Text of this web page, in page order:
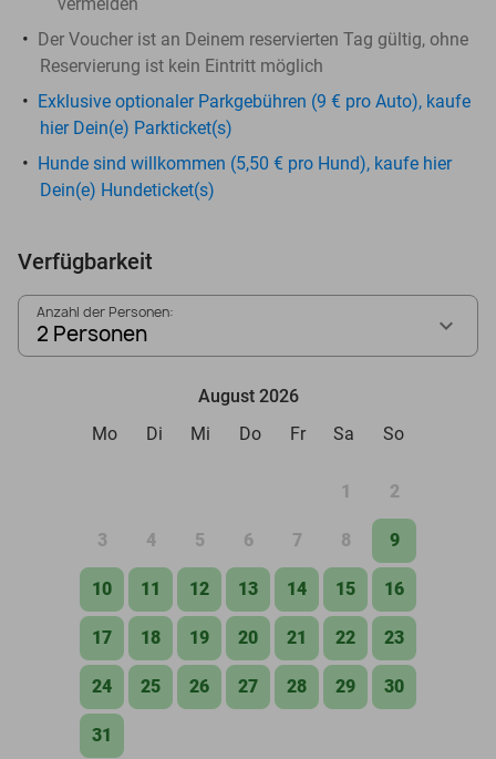
Der Voucher ist an Deinem reservierten Tag gültig, ohne
Reservierung ist kein Eintritt möglich
Exklusive optionaler Parkgebühren (9 € pro Auto), kaufe
hier Dein(e) Parkticket(s)
Hunde sind willkommen (5,50 € pro Hund), kaufe hier
Dein(e) Hundeticket(s)
Verfügbarkeit
Anzahl der Personen:
2 Personen
August 2026
Mo
Di Mi Do Fr Sa So
1 2
3 4 5 6 7 8 9
10 11 12 13 14 15 16
17 18 19 20 21 22 23
24 25 26 27 28 29 30
31